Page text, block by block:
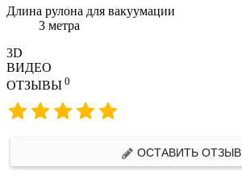
Длина рулона для вакуумации
3 метра
3D
ВИДЕО
ОТЗЫВЫ 0
ОСТАВИТЬ ОТЗЫВ